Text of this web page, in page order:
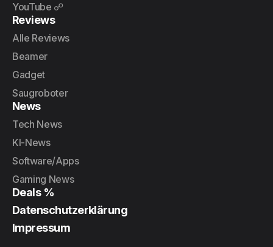
YouTube ☍
Reviews
Alle Reviews
Beamer
Gadget
Saugroboter
News
Tech News
KI-News
Software/Apps
Gaming News
Deals %
Datenschutzerklärung
Impressum